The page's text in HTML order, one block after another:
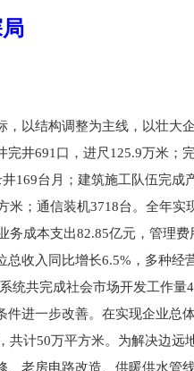
以结构调整为主线，以壮大
完井691口，进尺125.9万米；
169台月；建筑施工队伍完
米；通信装机3718台。全年
务成本支出82.85亿元，管理
总收入同比增长6.5%，多种
统共完成社会市场开发工作
件进一步改善。在实现企业总
共计50万平方米。为解决边
、老房电路改造、供暖供水管